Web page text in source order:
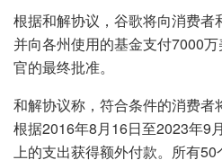
根据和解协议，谷歌将向消费者
并向各州使用的基金支付7000
官的最终批准。
和解协议称，符合条件的消费
根据2016年8月16日至2023年9
上的支出获得额外付款。所有